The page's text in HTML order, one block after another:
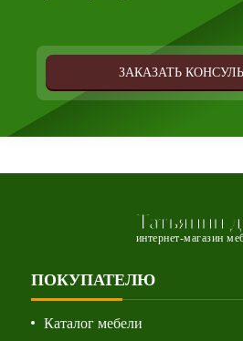
ЗАКАЗАТЬ
Татьянин
интернет-магазин
ПОКУПАТЕЛЮ
Каталог мебели